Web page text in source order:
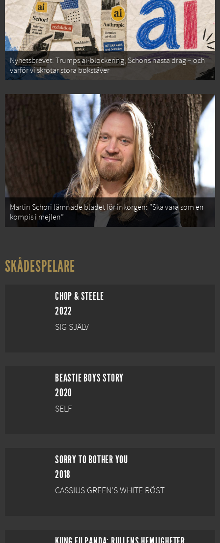
Nyhetsbrevet: Trumps ai-blockering, Schoris nästa drag – och
varför vi skrotar stora bokstäver
Martin Schori lämnade bladet för inkorgen: ”Ska vara som en
kompis i mejlen”
SKÅDESPELARE
CHOP & STEELE
2022
SIG SJÄLV
BEASTIE BOYS STORY
2020
SELF
SORRY TO BOTHER YOU
2018
CASSIUS GREEN'S WHITE RÖST